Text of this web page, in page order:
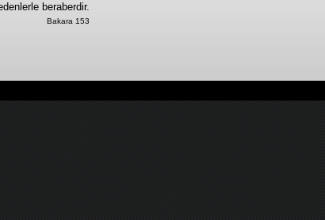
beraberdir.
Bakara 153